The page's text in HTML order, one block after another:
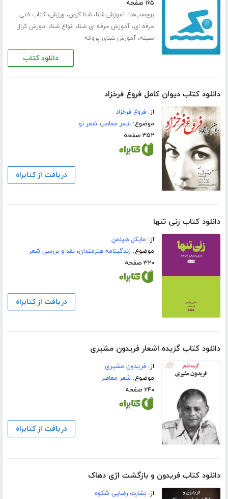
۱۶۵ صفحه
برچسب‌ها:آموزش شنا،شنا کردن، ورزش،کتاب فنی
حرفه ای،آموزش حرفه ای شنا، انواع شنا، اموزش کرال
سینه،آموزش شنای پروانه
دانلود کتاب
دانلود کتاب دیوان کامل فروغ فرخزاد
از:فروغ فرخزاد
موضوع:شعر معاصر،شعر نو
۳۵۲ صفحه
دریافت از کتابراه
دانلود کتاب زنی تنها
از: مایکل هیلمن
موضوع:زندگینامه هنرمندان،نقد و بررسی شعر
۳۲۰ صفحه
دریافت از کتابراه
دانلود کتاب گزیده اشعار فریدون مشیری
از:فریدون مشیری
موضوع:شعر معاصر
۲۴۰ صفحه
دریافت از کتابراه
دانلود کتاب فریدون و بازگشت اژی دهاک
از:بشارت رضایی شکوه